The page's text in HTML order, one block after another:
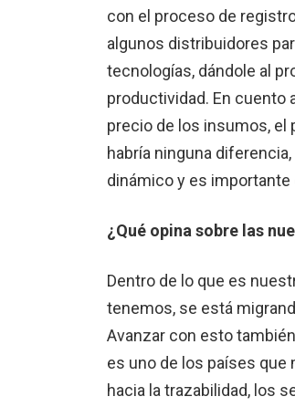
con el proceso de
algunos distribuidores
tecnologías, dándole al
productividad. En cuento
precio de los insumos, el
habría ninguna
dinámico y es
¿Qué opina sobre las
Dentro de lo que es
tenemos, se está
Avanzar con esto
es uno de los países que
hacia la trazabilidad, los